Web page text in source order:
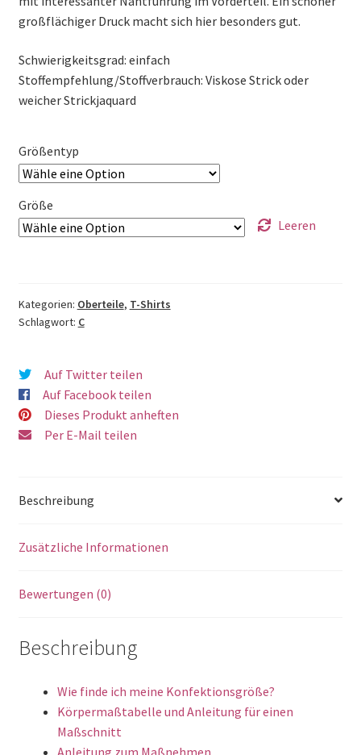
großflächiger Druck macht sich hier besonders gut.
Schwierigkeitsgrad: einfach
Stoffempfehlung/Stoffverbrauch: Viskose Strick oder
weicher Strickjaquard
Größentyp
Größe
Leeren
Kategorien: Oberteile, T-Shirts
Schlagwort: C
Auf Twitter teilen
Auf Facebook teilen
Dieses Produkt anheften
Per E-Mail teilen
Beschreibung
Zusätzliche Informationen
Bewertungen (0)
Beschreibung
Wie finde ich meine Konfektionsgröße?
Körpermaßtabelle und Anleitung für einen
Maßschnitt